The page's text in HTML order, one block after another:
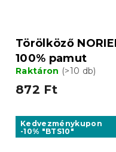
Törölköző
100% pamut
Raktáron (>10 db)
872 Ft
Kedvezménykupon
-10% "BTS10"